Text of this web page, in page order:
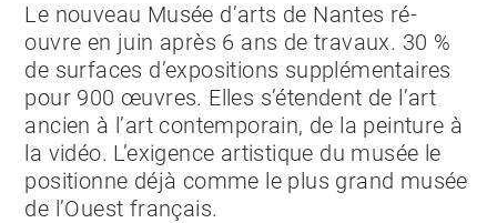
Le nouveau Musée d’arts de Nantes ré-
ouvre en juin après 6 ans de travaux. 30 %
de surfaces d’expositions supplémentaires
pour 900 œuvres. Elles s’étendent de l’art
ancien à l’art contemporain, de la peinture à
la vidéo. L’exigence artistique du musée le
positionne déjà comme le plus grand musée
de l’Ouest français.